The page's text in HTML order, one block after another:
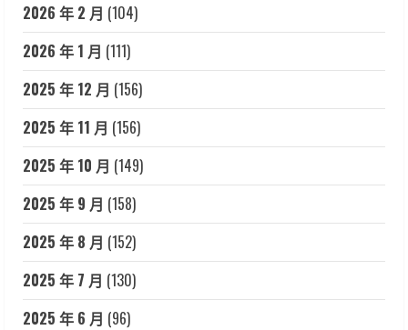
2026 年 2 月 (104)
2026 年 1 月 (111)
2025 年 12 月 (156)
2025 年 11 月 (156)
2025 年 10 月 (149)
2025 年 9 月 (158)
2025 年 8 月 (152)
2025 年 7 月 (130)
2025 年 6 月 (96)